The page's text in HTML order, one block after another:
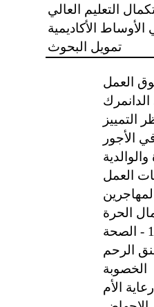
التعليم العالي
الأوساط الأكاديمية
تمويل البحوث
التمييز
الأجور
العمل
الحرة
الرحم
الخصوبة
رعاية الأم